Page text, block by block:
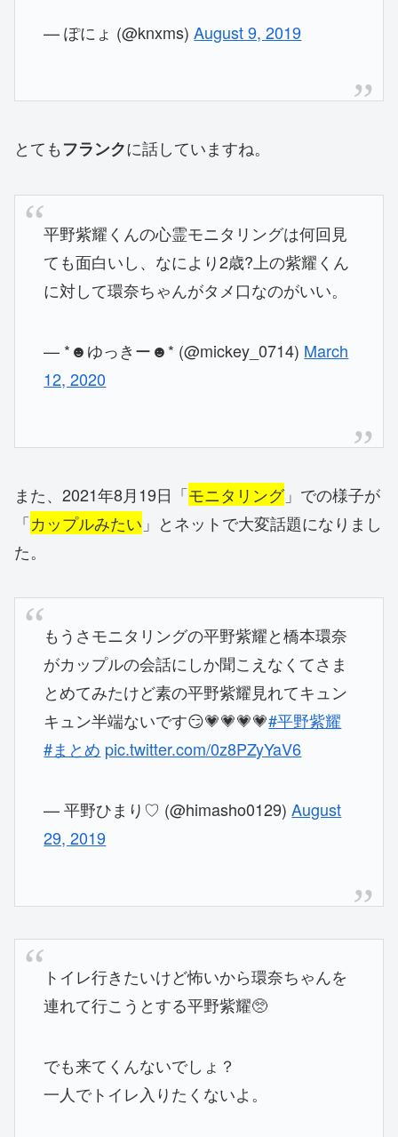
— ぽにょ (@knxms)August 9, 2019
とてもフランクに話していますね。
平野紫耀くんの心霊モニタリングは何回見
ても面白いし、なにより2歳?上の紫耀くん
に対して環奈ちゃんがタメ口なのがいい。
— *☻ゆっきー☻* (@mickey_0714) March
12, 2020
また、2021年8月19日「モニタリング」での様子が
「カップルみたい 」とネットで大変話題になりまし
た。
もうさモニタリングの平野紫耀と橋本環奈
がカップルの会話にしか聞こえなくてさま
とめてみたけど素の平野紫耀見れてキュン
キュン半端ないです😏💗💗💗💗#平野紫耀
#まとめ pic.twitter.com/0z8PZyYaV6
— 平野ひまり♡ (@himasho0129)August
29, 2019
トイレ行きたいけど怖いから環奈ちゃんを
連れて行こうとする平野紫耀🥺
でも来てくんないでしょ？
一人でトイレ入りたくないよ。